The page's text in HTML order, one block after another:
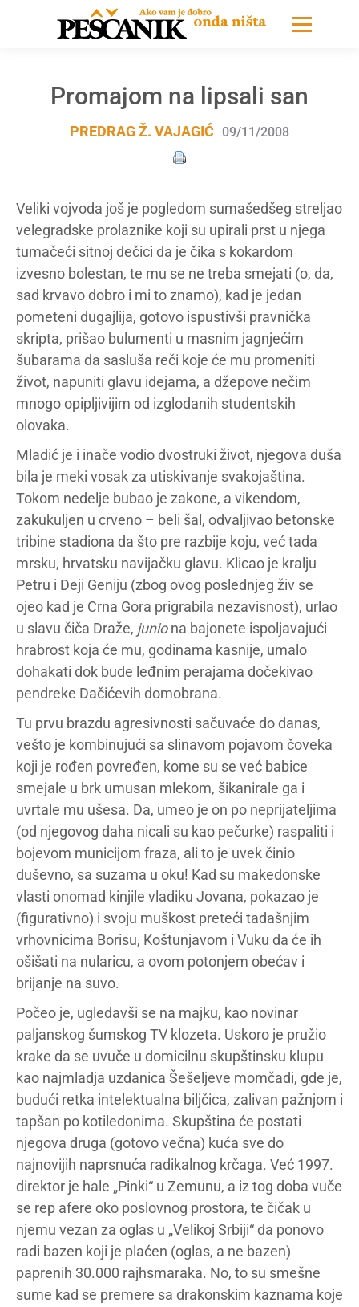
Promajom na lipsali san
PREDRAG Ž. VAJAGIĆ 09/11/2008
Veliki vojvoda još je pogledom sumašedšeg streljao
velegradske prolaznike koji su upirali prst u njega
tumačeći sitnoj dečici da je čika s kokardom
izvesno bolestan, te mu se ne treba smejati (o, da,
sad krvavo dobro i mi to znamo), kad je jedan
pometeni dugajlija, gotovo ispustivši pravnička
skripta, prišao bulumenti u masnim jagnjećim
šubarama da sasluša reči koje će mu promeniti
život, napuniti glavu idejama, a džepove nečim
mnogo opipljivijim od izglodanih studentskih
olovaka.
Mladić je i inače vodio dvostruki život, njegova duša
bila je meki vosak za utiskivanje svakojaština.
Tokom nedelje bubao je zakone, a vikendom,
zakukuljen u crveno – beli šal, odvaljivao betonske
tribine stadiona da što pre razbije koju, već tada
mrsku, hrvatsku navijačku glavu. Klicao je kralju
Petru i Deji Geniju (zbog ovog poslednjeg živ se
ojeo kad je Crna Gora prigrabila nezavisnost), urlao
u slavu čiča Draže, juniona bajonete ispoljavajući
hrabrost koja će mu, godinama kasnije, umalo
dohakati dok bude leđnim perajama dočekivao
pendreke Dačićevih domobrana.
Tu prvu brazdu agresivnosti sačuvaće do danas,
vešto je kombinujući sa slinavom pojavom čoveka
koji je rođen povređen, kome su se već babice
smejale u brk umusan mlekom, šikanirale ga i
uvrtale mu ušesa. Da, umeo je on po neprijateljima
(od njegovog daha nicali su kao pečurke) raspaliti i
bojevom municijom fraza, ali to je uvek činio
duševno, sa suzama u oku! Kad su makedonske
vlasti onomad kinjile vladiku Jovana, pokazao je
(figurativno) i svoju muškost preteći tadašnjim
vrhovnicima Borisu, Koštunjavom i Vuku da će ih
ošišati na nularicu, a ovom potonjem obećav i
brijanje na suvo.
Počeo je, ugledavši se na majku, kao novinar
paljanskog šumskog TV klozeta. Uskoro je pružio
krake da se uvuče u domicilnu skupštinsku klupu
kao najmladja uzdanica Šešeljeve momčadi, gde je,
budući retka intelektualna biljčica, zalivan pažnjom i
tapšan po kotiledonima. Skupština će postati
njegova druga (gotovo večna) kuća sve do
najnovijih naprsnuća radikalnog krčaga. Već 1997.
direktor je hale „Pinki“ u Zemunu, a iz tog doba vuče
se rep afere oko poslovnog prostora, te čičak u
njemu vezan za oglas u „Velikoj Srbiji“ da ponovo
radi bazen koji je plaćen (oglas, a ne bazen)
paprenih 30.000 rajhsmaraka. No, to su smešne
sume kad se premere sa drakonskim kaznama koje